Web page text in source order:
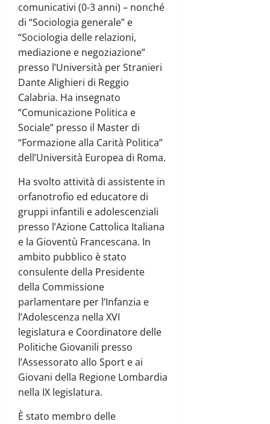
comunicativi (0-3 anni) – nonché
di “Sociologia generale” e
“Sociologia delle relazioni,
mediazione e negoziazione”
presso l’Università per Stranieri
Dante Alighieri di Reggio
Calabria. Ha insegnato
“Comunicazione Politica e
Sociale” presso il Master di
“Formazione alla Carità Politica”
dell’Università Europea di Roma.
Ha svolto attività di assistente in
orfanotrofio ed educatore di
gruppi infantili e adolescenziali
presso l’Azione Cattolica Italiana
e la Gioventù Francescana. In
ambito pubblico è stato
consulente della Presidente
della Commissione
parlamentare per l’Infanzia e
l’Adolescenza nella XVI
legislatura e Coordinatore delle
Politiche Giovanili presso
l’Assessorato allo Sport e ai
Giovani della Regione Lombardia
nella IX legislatura.
È stato membro delle